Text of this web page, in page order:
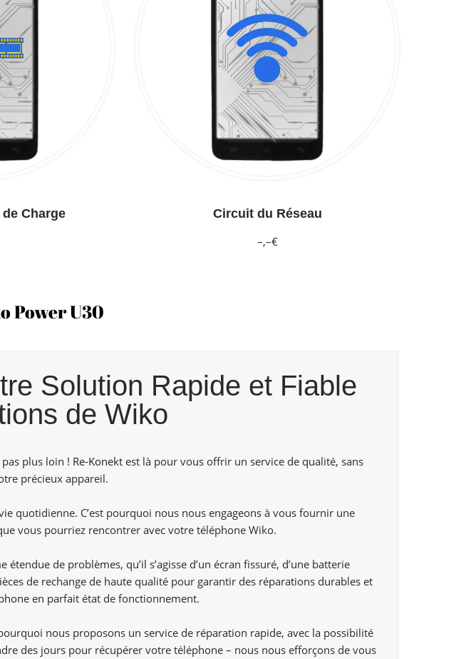
Charge
Circuit du Réseau
–,–€
Power U30
Solution Rapide et Fiable
de Wiko
plus loin ! Re-Konekt est là pour vous offrir un service de qualité, sans
précieux appareil.
quotidienne. C’est pourquoi nous nous engageons à vous fournir une
vous pourriez rencontrer avec votre téléphone Wiko.
de problèmes, qu’il s’agisse d’un écran fissuré, d’une batterie
de rechange de haute qualité pour garantir des réparations durables et
en parfait état de fonctionnement.
nous proposons un service de réparation rapide, avec la possibilité
des jours pour récupérer votre téléphone – nous nous efforçons de vous